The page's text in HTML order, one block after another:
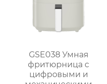
GSE038 Умная
фритюрница с
цифровыми и